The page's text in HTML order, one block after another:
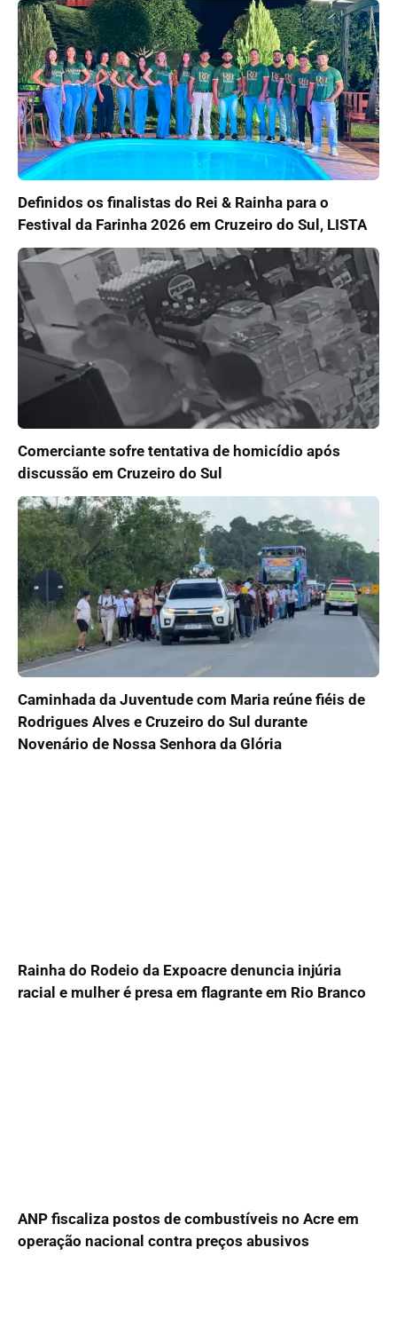
Definidos os finalistas do Rei & Rainha para o
Festival da Farinha 2026 em Cruzeiro do Sul, LISTA
Comerciante sofre tentativa de homicídio após
discussão em Cruzeiro do Sul
Caminhada da Juventude com Maria reúne fiéis de
Rodrigues Alves e Cruzeiro do Sul durante
Novenário de Nossa Senhora da Glória
Rainha do Rodeio da Expoacre denuncia injúria
racial e mulher é presa em flagrante em Rio Branco
ANP fiscaliza postos de combustíveis no Acre em
operação nacional contra preços abusivos